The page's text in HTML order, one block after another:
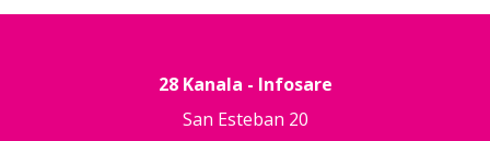
28 Kanala - Infosare
San Esteban 20